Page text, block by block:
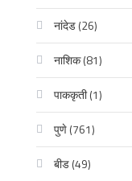
नांदेड(26)
नाशिक(81)
पाककृती(1)
पुणे(761)
बीड(49)